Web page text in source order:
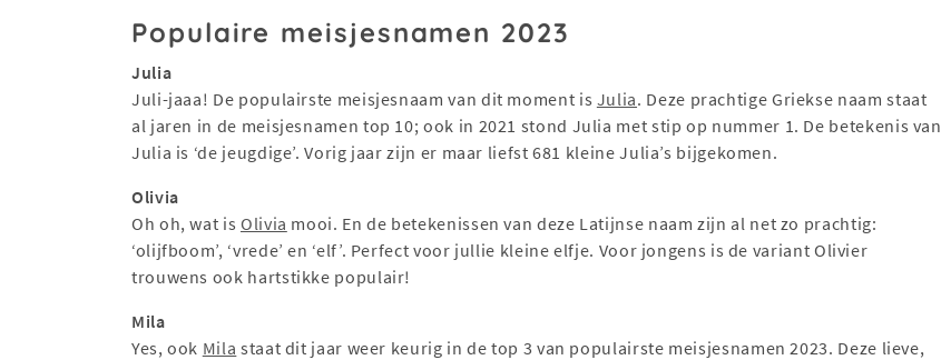
Populaire meisjesnamen 2023
Julia
Juli-jaaa! De populairste meisjesnaam van dit moment is Julia. Deze prachtige Griekse naam staat
al jaren in de meisjesnamen top 10; ook in 2021 stond Julia met stip op nummer 1. De betekenis van
Julia is ‘de jeugdige’. Vorig jaar zijn er maar liefst 681 kleine Julia’s bijgekomen.
Olivia
Oh oh, wat is Olivia mooi. En de betekenissen van deze Latijnse naam zijn al net zo prachtig:
‘olijfboom’, ‘vrede’ en ‘elf’. Perfect voor jullie kleine elfje. Voor jongens is de variant Olivier
trouwens ook hartstikke populair!
Mila
Yes, ook Mila staat dit jaar weer keurig in de top 3 van populairste meisjesnamen 2023. Deze lieve,